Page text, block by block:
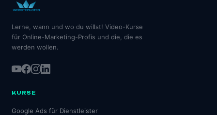
Lerne, wann und wo du willst! Video-Kurse
für Online-Marketing-Profis und die, die es
werden wollen.
KURSE
Google Ads für Dienstleister